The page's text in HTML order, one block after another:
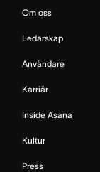
Om oss
Ledarskap
Användare
Karriär
Inside Asana
Kultur
Press